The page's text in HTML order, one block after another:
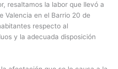
resaltamos la labor que llevó a
Valencia en el Barrio 20 de
respecto al
y la adecuada disposición